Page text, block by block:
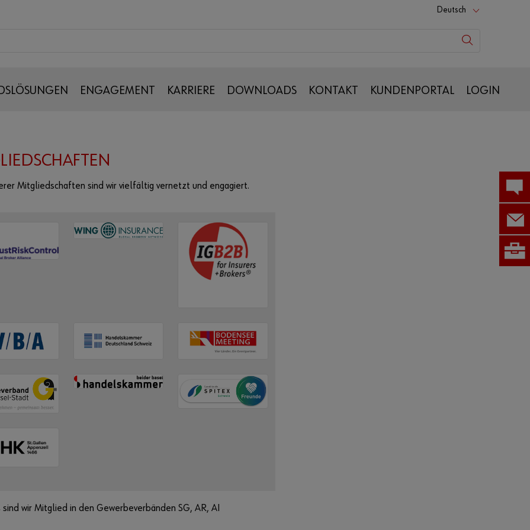
Deutsch
ENGAGEMENT KARRIERE DOWNLOADS KONTAKT KUNDENPORTAL LOGIN
Mitgliedschaften sind wir vielfältig vernetzt und engagiert.
wir Mitglied in den Gewerbeverbänden SG, AR, AI